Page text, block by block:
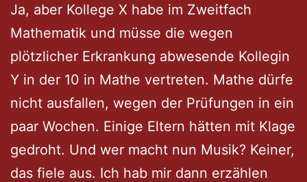
Ja, aber Kollege X habe im Zweitfach
Mathematik und müsse die wegen
plötzlicher Erkrankung abwesende Kollegin
Y in der 10 in Mathe vertreten. Mathe dürfe
nicht ausfallen, wegen der Prüfungen in ein
paar Wochen. Einige Eltern hätten mit Klage
gedroht. Und wer macht nun Musik? Keiner,
das fiele aus. Ich hab mir dann erzählen